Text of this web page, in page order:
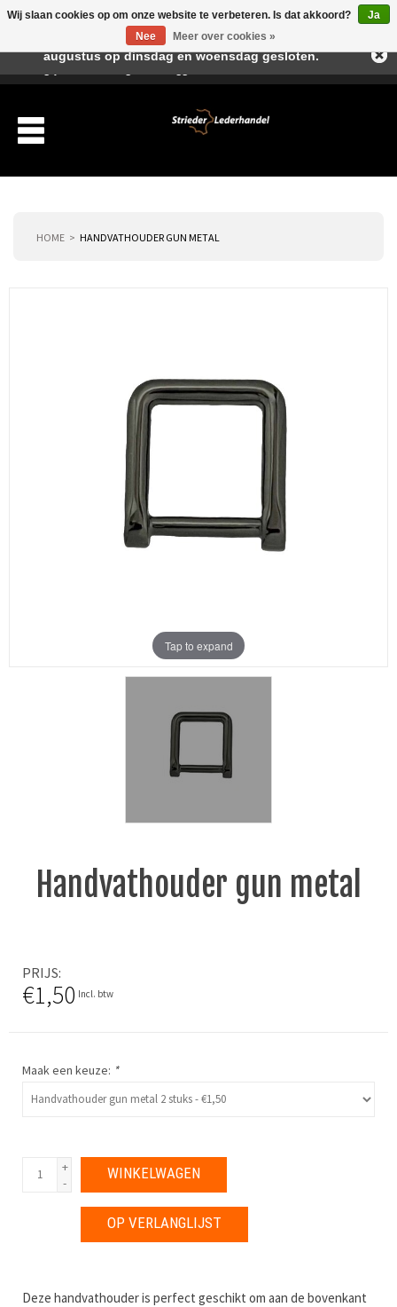
HOME HANDVATHOUDER GUN METAL
Tap to expand
Handvathouder gun metal
PRIJS
€1,50 Incl. btw
Maak een keuze: *
+
-
WINKELWAGEN
OP VERLANGLIJST
Deze handvathouder is perfect geschikt om aan de bovenkant
Wij slaan cookies op om onze website te verbeteren. Is dat akkoord?
Ja
Nee
Meer over cookies »
Beste klant, I.v.m. de vakantieperiode zijn wij in juli en
augustus op dinsdag en woensdag gesloten.